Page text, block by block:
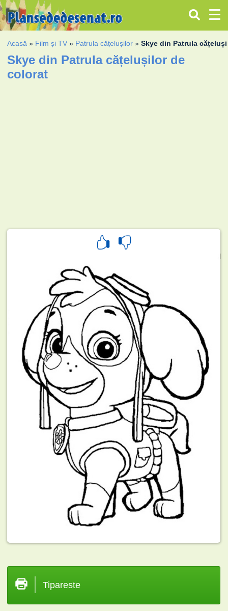
Acasă » Film și TV » Patrula cățelușilor »Skye din Patrula
Skye din Patrula cățelușilor de
colorat
Tipareste